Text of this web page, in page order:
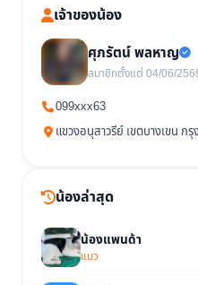
เจ้าของน้อง
ศุภรัตน์ พลหาญ
สมาชิกตั้งแต่ 04/06/
099xxx63
แขวงอนุสาวรีย์ เขตบางเขน ก
น้องล่าสุด
น้องแพนด้า
แมว